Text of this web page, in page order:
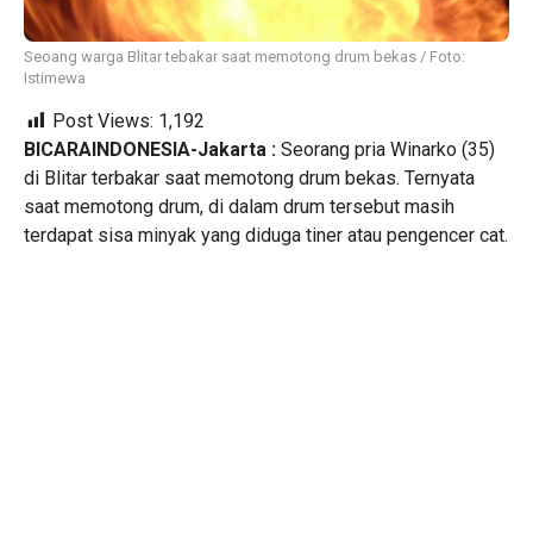
Seoang warga Blitar tebakar saat memotong drum bekas / Foto:
Istimewa
Post Views: 1,192
BICARAINDONESIA-Jakarta : Seorang pria Winarko (35)
di Blitar terbakar saat memotong drum bekas. Ternyata
saat memotong drum, di dalam drum tersebut masih
terdapat sisa minyak yang diduga tiner atau pengencer cat.